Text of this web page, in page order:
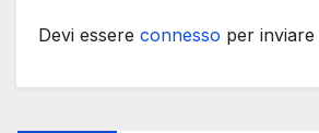
Devi essere connesso per